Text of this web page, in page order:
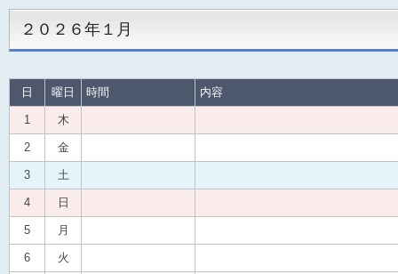
２０２６年１月
日 曜日 時間 内容
1 木
2 金
3 土
4 日
5 月
6 火